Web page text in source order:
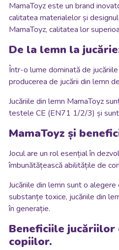
MamaToyz este un brand
calitatea materialelor și
MamaToyz, calitatea lor
De la lemn la
Într-o lume dominată de
producerea de jucării din lemn
Jucăriile din lemn MamaToyz
testele CE (EN71 1/2/3) și sunt
MamaToyz și
Jocul are un rol esențial în
îmbunătățească abilitățile de
Jucăriile din lemn sunt o
substanțe toxice, jucăriile din
în generație.
Beneficiile
copiilor.